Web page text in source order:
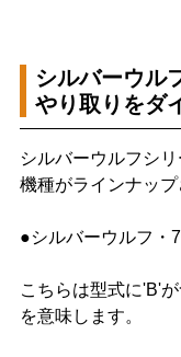
シルバーウル
やり取りをダ
シルバーウルフシ
機種がラインナップ
●シルバーウルフ・
こちらは型式に'B'
を意味します。